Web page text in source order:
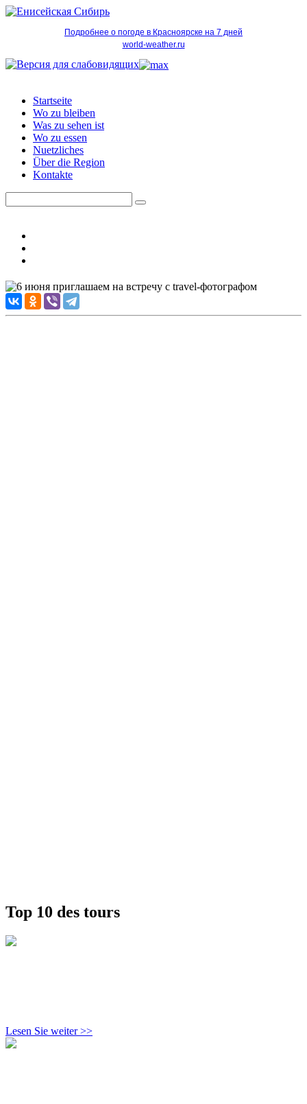
Подробнее о погоде в Красноярске на 7 дней
world-weather.ru
Startseite
Wo zu bleiben
Was zu sehen ist
Wo zu essen
Nuetzliches
Über die Region
Kontakte
Top 10 des tours
Lesen Sie weiter >>